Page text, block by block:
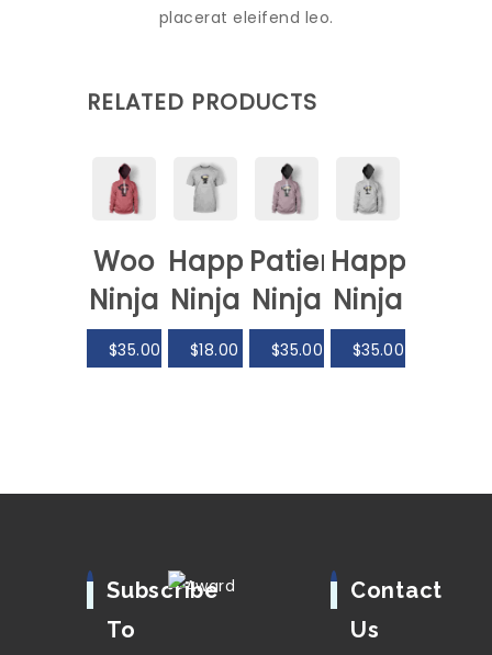
placerat eleifend leo.
RELATED PRODUCTS
Woo
Ninja
$35.00
Happy
Ninja
$18.00
Patient
Ninja
$35.00
Happy
Ninja
$35.00
Subscribe
To
Contact
Us